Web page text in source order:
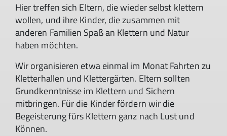
Hier treffen sich Eltern, die wieder selbst klettern
wollen, und ihre Kinder, die zusammen mit
anderen Familien Spaß an Klettern und Natur
haben möchten.
Wir organisieren etwa einmal im Monat Fahrten zu
Kletterhallen und Klettergärten. Eltern sollten
Grundkenntnisse im Klettern und Sichern
mitbringen. Für die Kinder fördern wir die
Begeisterung fürs Klettern ganz nach Lust und
Können.